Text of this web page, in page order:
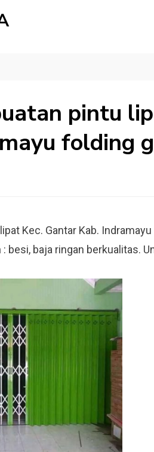
pintu
folding
Kec. Gantar Kab.
besi, baja ringan berkualitas.